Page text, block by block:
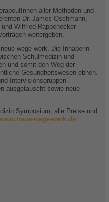
aller Methoden und
Dr. James Oschmann,
Wilfried Rappenecker
weitergeben.
wege werk. Die Inhaberin
Schulmedizin und
und somit den Weg der
Gesundheitswesen ebnen.
Intervisionsgruppen
ausgetauscht sowie neue
Symposium, alle Preise und
www.neue-wege-werk.de